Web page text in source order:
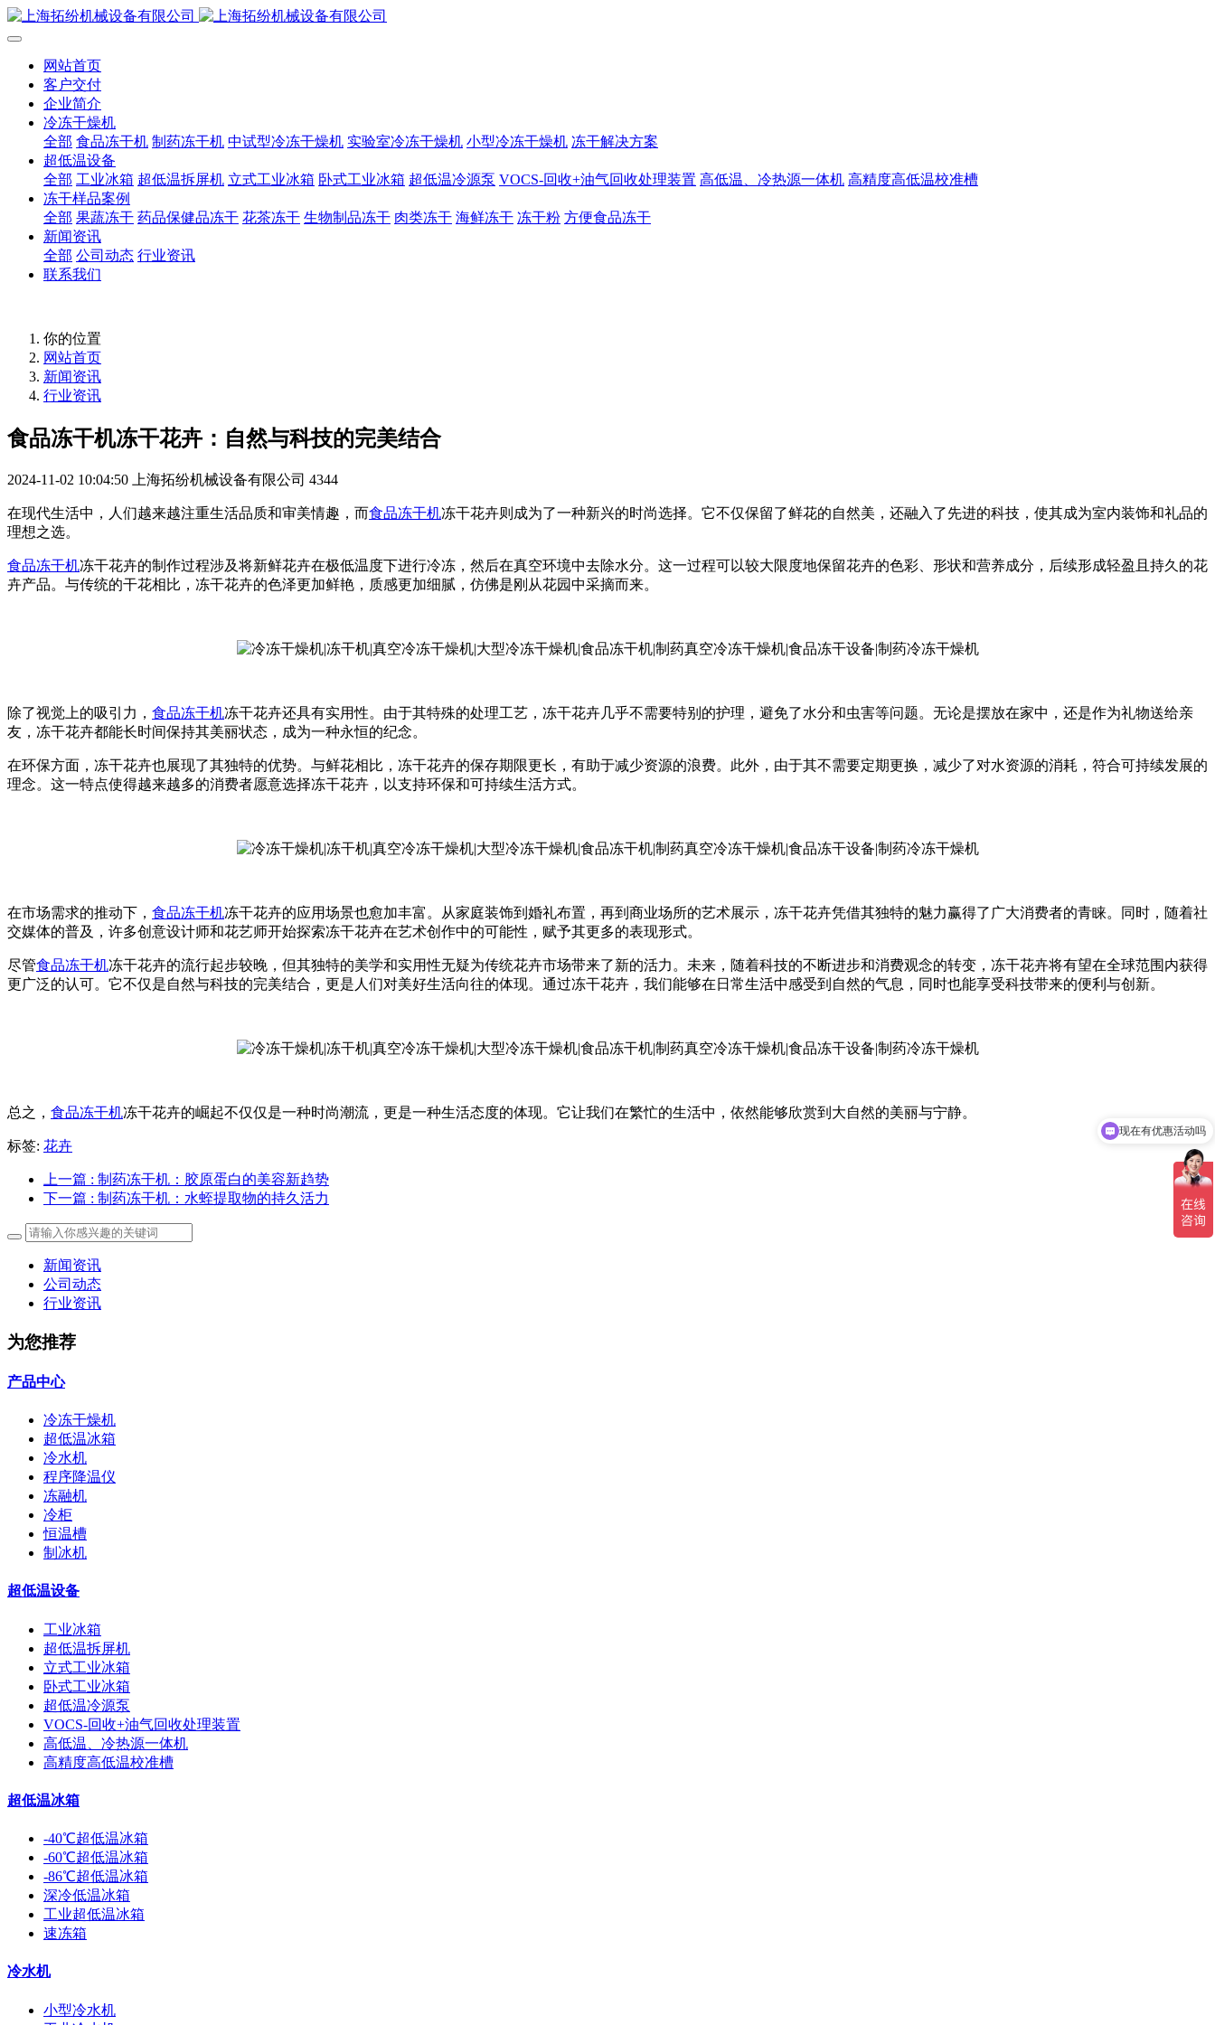
网站首页
客户交付
企业简介
冷冻干燥机
全部 食品冻干机 制药冻干机 中试型冷冻干燥机 实验室冷冻干燥机 小型冷冻干燥机 冻干解决方案
超低温设备
全部 工业冰箱 超低温拆屏机 立式工业冰箱 卧式工业冰箱 超低温冷源泵 VOCS-回收+油气回收处理装置 高低温、冷热源一体机 高精度高低温校准槽
冻干样品案例
全部 果蔬冻干 药品保健品冻干 花茶冻干 生物制品冻干 肉类冻干 海鲜冻干 冻干粉 方便食品冻干
新闻资讯
全部 公司动态 行业资讯
联系我们
你的位置
网站首页
新闻资讯
行业资讯
食品冻干机冻干花卉：自然与科技的完美结合
2024-11-02 10:04:50 上海拓纷机械设备有限公司 4344
在现代生活中，人们越来越注重生活品质和审美情趣，而食品冻干机冻干花卉则成为了一种新兴的时尚选择。它不仅保留了鲜花的自然美，还融入了先进的科技，使其成为室内装饰和礼品的
理想之选。
食品冻干机冻干花卉的制作过程涉及将新鲜花卉在极低温度下进行冷冻，然后在真空环境中去除水分。这一过程可以较大限度地保留花卉的色彩、形状和营养成分，后续形成轻盈且持久的花
卉产品。与传统的干花相比，冻干花卉的色泽更加鲜艳，质感更加细腻，仿佛是刚从花园中采摘而来。
除了视觉上的吸引力， 食品冻干机冻干花卉还具有实用性。由于其特殊的处理工艺，冻干花卉几乎不需要特别的护理，避免了水分和虫害等问题。无论是摆放在家中，还是作为礼物送给亲
友，冻干花卉都能长时间保持其美丽状态，成为一种永恒的纪念。
在环保方面，冻干花卉也展现了其独特的优势。与鲜花相比，冻干花卉的保存期限更长，有助于减少资源的浪费。此外，由于其不需要定期更换，减少了对水资源的消耗，符合可持续发展的
理念。这一特点使得越来越多的消费者愿意选择冻干花卉，以支持环保和可持续生活方式。
在市场需求的推动下， 食品冻干机冻干花卉的应用场景也愈加丰富。从家庭装饰到婚礼布置，再到商业场所的艺术展示，冻干花卉凭借其独特的魅力赢得了广大消费者的青睐。同时，随着社
交媒体的普及，许多创意设计师和花艺师开始探索冻干花卉在艺术创作中的可能性，赋予其更多的表现形式。
尽管食品冻干机冻干花卉的流行起步较晚，但其独特的美学和实用性无疑为传统花卉市场带来了新的活力。未来，随着科技的不断进步和消费观念的转变，冻干花卉将有望在全球范围内获得
更广泛的认可。它不仅是自然与科技的完美结合，更是人们对美好生活向往的体现。通过冻干花卉，我们能够在日常生活中感受到自然的气息，同时也能享受科技带来的便利与创新。
总之， 食品冻干机冻干花卉的崛起不仅仅是一种时尚潮流，更是一种生活态度的体现。它让我们在繁忙的生活中，依然能够欣赏到大自然的美丽与宁静。
标签: 花卉
上一篇 : 制药冻干机：胶原蛋白的美容新趋势
下一篇 : 制药冻干机：水蛭提取物的持久活力
新闻资讯
公司动态
行业资讯
为您推荐
产品中心
冷冻干燥机
超低温冰箱
冷水机
程序降温仪
冻融机
冷柜
恒温槽
制冰机
超低温设备
工业冰箱
超低温拆屏机
立式工业冰箱
卧式工业冰箱
超低温冷源泵
VOCS-回收+油气回收处理装置
高低温、冷热源一体机
高精度高低温校准槽
超低温冰箱
-40℃超低温冰箱
-60℃超低温冰箱
-86℃超低温冰箱
深冷低温冰箱
工业超低温冰箱
速冻箱
冷水机
小型冷水机
现在有优惠活动吗